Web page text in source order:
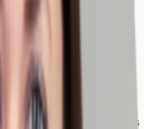
m² Bruttogrundfläche, verteilt auf 6